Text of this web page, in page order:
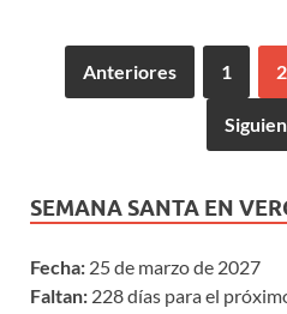
Anteriores 1 2
SEMANA SANTA EN
Fecha: 25 de marzo de 2027
Faltan: 228 días para el